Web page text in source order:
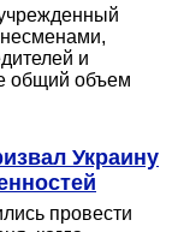
и
общий объем
Украину
провести